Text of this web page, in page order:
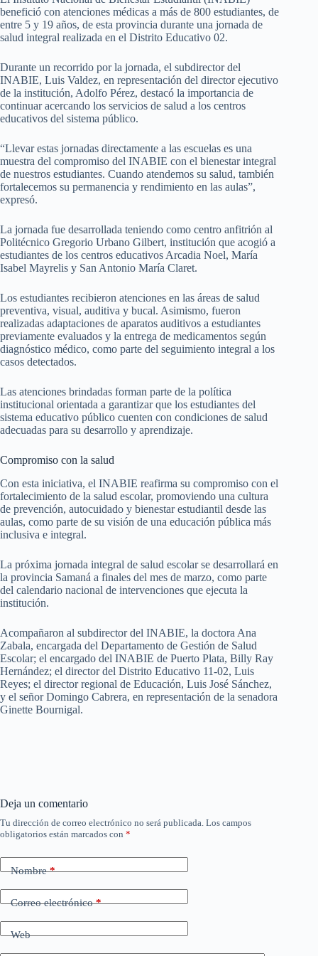
benefició con atenciones médicas a más de 800 estudiantes, de
entre 5 y 19 años, de esta provincia durante una jornada de
salud integral realizada en el Distrito Educativo 02.
Durante un recorrido por la jornada, el subdirector del
INABIE, Luis Valdez, en representación del director ejecutivo
de la institución, Adolfo Pérez, destacó la importancia de
continuar acercando los servicios de salud a los centros
educativos del sistema público.
“Llevar estas jornadas directamente a las escuelas es una
muestra del compromiso del INABIE con el bienestar integral
de nuestros estudiantes. Cuando atendemos su salud, también
fortalecemos su permanencia y rendimiento en las aulas”,
expresó.
La jornada fue desarrollada teniendo como centro anfitrión al
Politécnico Gregorio Urbano Gilbert, institución que acogió a
estudiantes de los centros educativos Arcadia Noel, María
Isabel Mayrelis y San Antonio María Claret.
Los estudiantes recibieron atenciones en las áreas de salud
preventiva, visual, auditiva y bucal. Asimismo, fueron
realizadas adaptaciones de aparatos auditivos a estudiantes
previamente evaluados y la entrega de medicamentos según
diagnóstico médico, como parte del seguimiento integral a los
casos detectados.
Las atenciones brindadas forman parte de la política
institucional orientada a garantizar que los estudiantes del
sistema educativo público cuenten con condiciones de salud
adecuadas para su desarrollo y aprendizaje.
Compromiso con la salud
Con esta iniciativa, el INABIE reafirma su compromiso con el
fortalecimiento de la salud escolar, promoviendo una cultura
de prevención, autocuidado y bienestar estudiantil desde las
aulas, como parte de su visión de una educación pública más
inclusiva e integral.
La próxima jornada integral de salud escolar se desarrollará en
la provincia Samaná a finales del mes de marzo, como parte
del calendario nacional de intervenciones que ejecuta la
institución.
Acompañaron al subdirector del INABIE, la doctora Ana
Zabala, encargada del Departamento de Gestión de Salud
Escolar; el encargado del INABIE de Puerto Plata, Billy Ray
Hernández; el director del Distrito Educativo 11-02, Luis
Reyes; el director regional de Educación, Luis José Sánchez,
y el señor Domingo Cabrera, en representación de la senadora
Ginette Bournigal.
Deja un comentario
Tu dirección de correo electrónico no será publicada. Los campos
obligatorios están marcados con *
Nombre*
Correo electrónico*
Web